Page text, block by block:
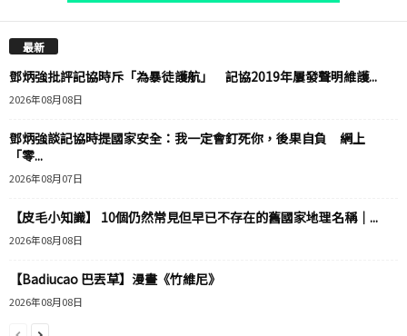
最新
鄧炳強批評記協時斥「為暴徒護航」 記協2019年屢發聲明維護...
2026年08月08日
鄧炳強談記協時提國家安全：我一定會釘死你，後果自負 網上
「零...
2026年08月07日
【皮毛小知識】 10個仍然常見但早已不存在的舊國家地理名稱｜...
2026年08月08日
【Badiucao 巴丟草】漫畫《竹維尼》
2026年08月08日